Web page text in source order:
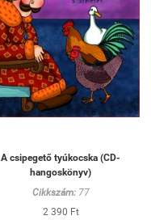
A csipegető tyúkocska (CD-
hangoskönyv)
Cikkszám:77
2 390 Ft